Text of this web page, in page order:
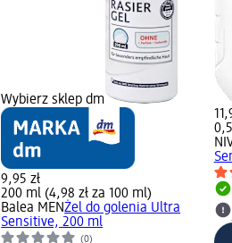
Wybierz sklep dm
9,95 zł
200 ml (4,98 zł za 100 ml)
Balea MENŻel do golenia Ultra
Sensitive, 200 ml
(0)